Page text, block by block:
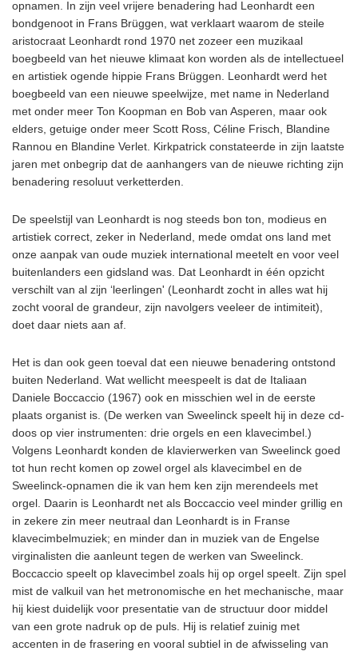
opnamen. In zijn veel vrijere benadering had Leonhardt een
bondgenoot in Frans Brüggen, wat verklaart waarom de steile
aristocraat Leonhardt rond 1970 net zozeer een muzikaal
boegbeeld van het nieuwe klimaat kon worden als de intellectueel
en artistiek ogende hippie Frans Brüggen. Leonhardt werd het
boegbeeld van een nieuwe speelwijze, met name in Nederland
met onder meer Ton Koopman en Bob van Asperen, maar ook
elders, getuige onder meer Scott Ross, Céline Frisch, Blandine
Rannou en Blandine Verlet. Kirkpatrick constateerde in zijn laatste
jaren met onbegrip dat de aanhangers van de nieuwe richting zijn
benadering resoluut verketterden.
De speelstijl van Leonhardt is nog steeds bon ton, modieus en
artistiek correct, zeker in Nederland, mede omdat ons land met
onze aanpak van oude muziek international meetelt en voor veel
buitenlanders een gidsland was. Dat Leonhardt in één opzicht
verschilt van al zijn ‘leerlingen' (Leonhardt zocht in alles wat hij
zocht vooral de grandeur, zijn navolgers veeleer de intimiteit),
doet daar niets aan af.
Het is dan ook geen toeval dat een nieuwe benadering ontstond
buiten Nederland. Wat wellicht meespeelt is dat de Italiaan
Daniele Boccaccio (1967) ook en misschien wel in de eerste
plaats organist is. (De werken van Sweelinck speelt hij in deze cd-
doos op vier instrumenten: drie orgels en een klavecimbel.)
Volgens Leonhardt konden de klavierwerken van Sweelinck goed
tot hun recht komen op zowel orgel als klavecimbel en de
Sweelinck-opnamen die ik van hem ken zijn merendeels met
orgel. Daarin is Leonhardt net als Boccaccio veel minder grillig en
in zekere zin meer neutraal dan Leonhardt is in Franse
klavecimbelmuziek; en minder dan in muziek van de Engelse
virginalisten die aanleunt tegen de werken van Sweelinck.
Boccaccio speelt op klavecimbel zoals hij op orgel speelt. Zijn spel
mist de valkuil van het metronomische en het mechanische, maar
hij kiest duidelijk voor presentatie van de structuur door middel
van een grote nadruk op de puls. Hij is relatief zuinig met
accenten in de frasering en vooral subtiel in de afwisseling van